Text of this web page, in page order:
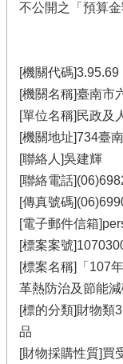
不公開之「預算
[機關代碼]3.95.69
[機關名稱]臺南市
[單位名稱]民政及
[機關地址]734臺
[聯絡人]吳建輝
[聯絡電話
[傳真號碼
[電子郵件信箱
[標案案號
[標案名稱]「107
革熱防治及節能
[標的分類]財物類
品
[財物採購性質]買